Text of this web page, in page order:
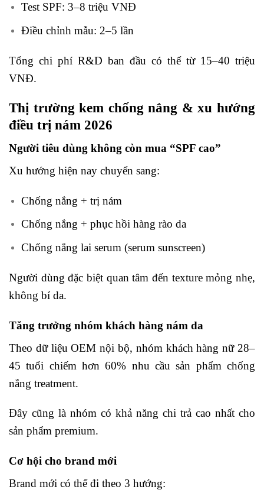
Test SPF: 3–8 triệu VNĐ
Điều chỉnh mẫu: 2–5 lần
Tổng chi phí R&D ban đầu có thể từ 15–40 triệu
VNĐ.
Thị trường kem chống nắng & xu hướng
điều trị nám 2026
Người tiêu dùng không còn mua “SPF cao”
Xu hướng hiện nay chuyển sang:
Chống nắng + trị nám
Chống nắng + phục hồi hàng rào da
Chống nắng lai serum (serum sunscreen)
Người dùng đặc biệt quan tâm đến texture mỏng nhẹ,
không bí da.
Tăng trưởng nhóm khách hàng nám da
Theo dữ liệu OEM nội bộ, nhóm khách hàng nữ 28–
45 tuổi chiếm hơn 60% nhu cầu sản phẩm chống
nắng treatment.
Đây cũng là nhóm có khả năng chi trả cao nhất cho
sản phẩm premium.
Cơ hội cho brand mới
Brand mới có thể đi theo 3 hướng: